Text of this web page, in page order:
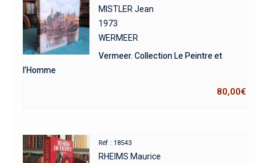
MISTLER Jean
1973
WERMEER
Vermeer. Collection Le Peintre et
l’Homme
80,00€
Réf : 18543
RHEIMS Maurice